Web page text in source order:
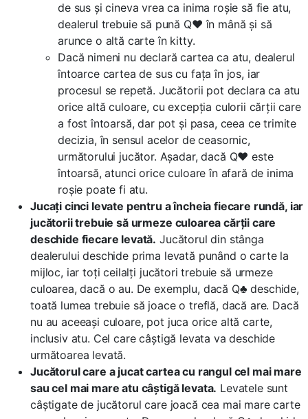
de sus și cineva vrea ca inima roșie să fie atu,
dealerul trebuie să pună Q♥ în mână și să
arunce o altă carte în kitty.
Dacă nimeni nu declară cartea ca atu, dealerul
întoarce cartea de sus cu fața în jos, iar
procesul se repetă. Jucătorii pot declara ca atu
orice altă culoare, cu excepția culorii cărții care
a fost întoarsă, dar pot și pasa, ceea ce trimite
decizia, în sensul acelor de ceasornic,
următorului jucător. Așadar, dacă Q♥ este
întoarsă, atunci orice culoare în afară de inima
roșie poate fi atu.
Jucați cinci levate pentru a încheia fiecare rundă, iar
jucătorii trebuie să urmeze culoarea cărții care
deschide fiecare levată. Jucătorul din stânga
dealerului deschide prima levată punând o carte la
mijloc, iar toți ceilalți jucători trebuie să urmeze
culoarea, dacă o au. De exemplu, dacă Q♣ deschide,
toată lumea trebuie să joace o treflă, dacă are. Dacă
nu au aceeași culoare, pot juca orice altă carte,
inclusiv atu. Cel care câștigă levata va deschide
următoarea levată.
Jucătorul care a jucat cartea cu rangul cel mai mare
sau cel mai mare atu câștigă levata. Levatele sunt
câștigate de jucătorul care joacă cea mai mare carte